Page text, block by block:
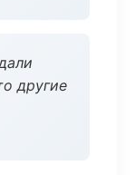
другие